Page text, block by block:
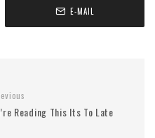
E-MAIL
Reading This Its To Late